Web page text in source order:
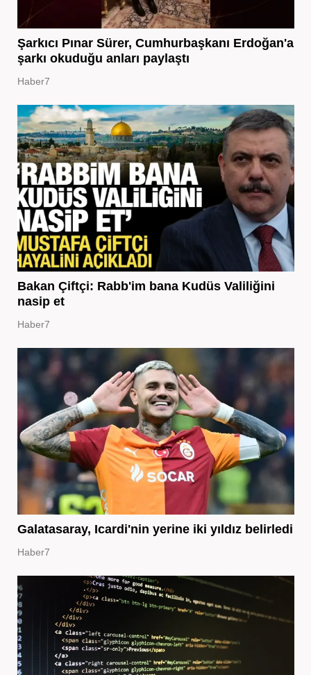
Şarkıcı Pınar Sürer, Cumhurbaşkanı Erdoğan'a
şarkı okuduğu anları paylaştı
Haber7
Bakan Çiftçi: Rabb'im bana Kudüs Valiliğini
nasip et
Haber7
Galatasaray, Icardi'nin yerine iki yıldız belirledi
Haber7